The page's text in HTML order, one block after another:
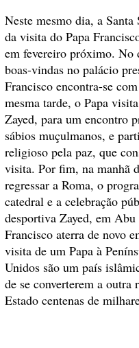
Neste mesmo dia, a
da visita do Papa
em fevereiro próximo. No
boas-vindas no palácio
Francisco encontra-se
mesma tarde, o Papa
Zayed, para um encontro
sábios muçulmanos, e
religioso pela paz, que
visita. Por fim, na manhã
regressar a Roma, o
catedral e a celebração
desportiva Zayed, em
Francisco aterra de novo
visita de um Papa à
Unidos são um país
de se converterem a
Estado centenas de